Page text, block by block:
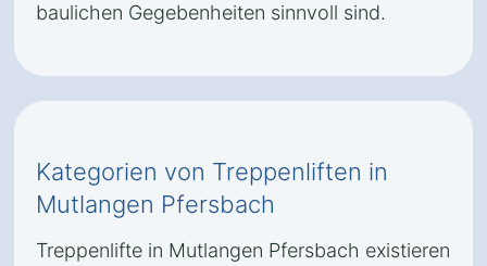
baulichen Gegebenheiten sinnvoll sind.
Kategorien von Treppenliften in
Mutlangen Pfersbach
Treppenlifte in Mutlangen Pfersbach existieren